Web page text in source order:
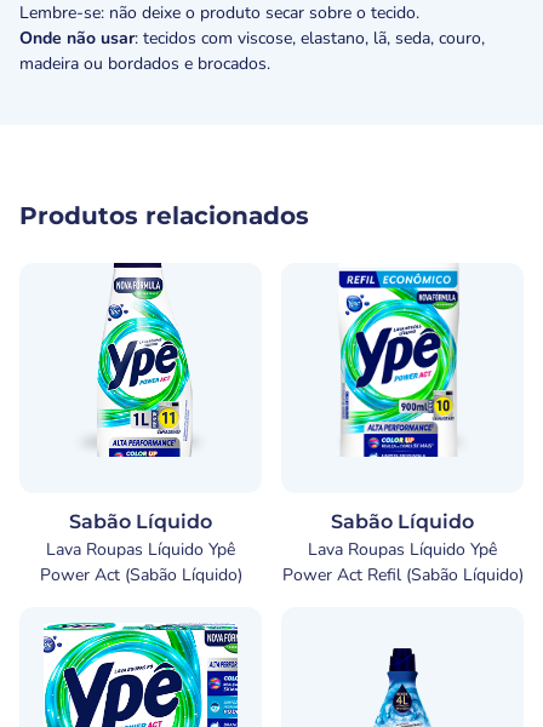
Lembre-se: não deixe o produto secar sobre o tecido.
Onde não usar: tecidos com viscose, elastano, lã, seda, couro,
madeira ou bordados e brocados.
Produtos relacionados
Sabão Líquido
Lava Roupas Líquido Ypê
Power Act (Sabão Líquido)
Sabão Líquido
Lava Roupas Líquido Ypê
Power Act Refil (Sabão Líquido)